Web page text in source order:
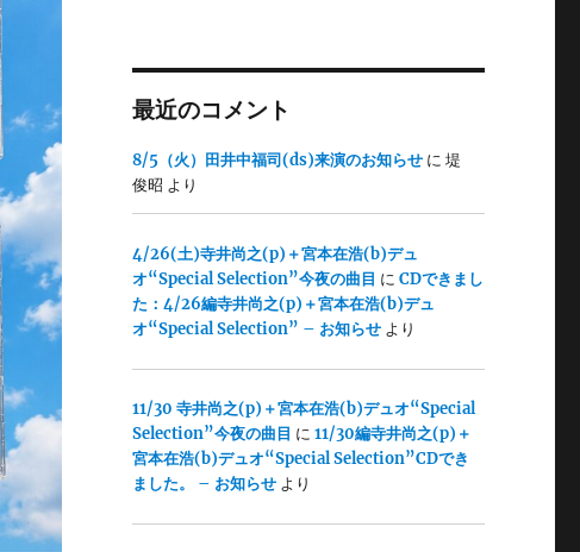
最近のコメント
8/5（火）田井中福司(ds)来演のお知らせに 堤
俊昭 より
4/26(土)寺井尚之(p)＋宮本在浩(b)デュ
オ“Special Selection”今夜の曲目 に CDできまし
た：4/26編寺井尚之(p)＋宮本在浩(b)デュ
オ“Special Selection” – お知らせより
11/30 寺井尚之(p)＋宮本在浩(b)デュオ“Special
Selection”今夜の曲目 に 11/30編寺井尚之(p)＋
宮本在浩(b)デュオ“Special Selection”CDでき
ました。 – お知らせより